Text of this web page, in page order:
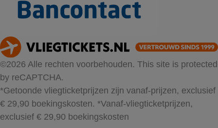
©2026 Alle rechten voorbehouden. This site is protected
by reCAPTCHA.
*Getoonde vliegticketprijzen zijn vanaf-prijzen, exclusief
€ 29,90 boekingskosten. *Vanaf-vliegticketprijzen,
exclusief € 29,90 boekingskosten